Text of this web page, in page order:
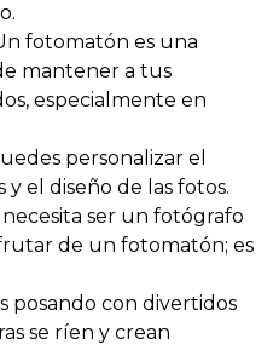
fotomatón es una
mantener a tus
especialmente en
personalizar el
y el diseño de las fotos.
necesita ser un fotógrafo
de un fotomatón; es
posando con divertidos
se ríen y crean